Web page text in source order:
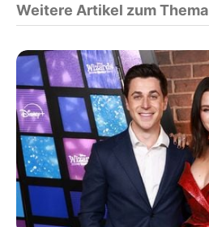
Weitere Artikel zum Thema